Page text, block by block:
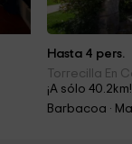
Hasta 4 pers.
Torrecilla En
¡A sólo 40.2km!
Barbacoa ·